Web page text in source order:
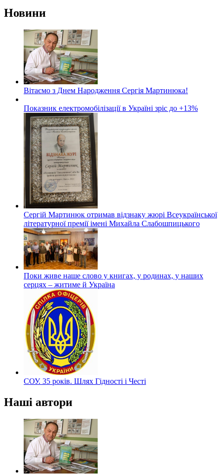
Новини
Вітаємо з Днем Народження Сергія Мартинюка!
Показник електромобілізації в Україні зріс до +13%
Сергій Мартинюк отримав відзнаку жюрі Всеукраїнської
літературної премії імені Михайла Слабошпицького
Поки живе наше слово у книгах, у родинах, у наших
серцях – житиме й Україна
СОУ. 35 років. Шлях Гідності і Честі
Наші автори